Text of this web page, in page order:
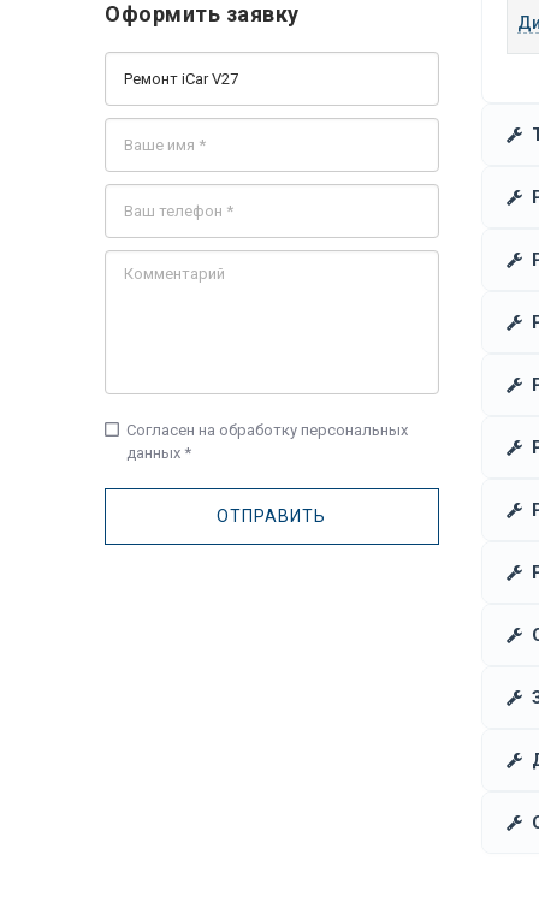
Оформить заявку
check_box_outline_blank Согласен на обработку персональных
данных *